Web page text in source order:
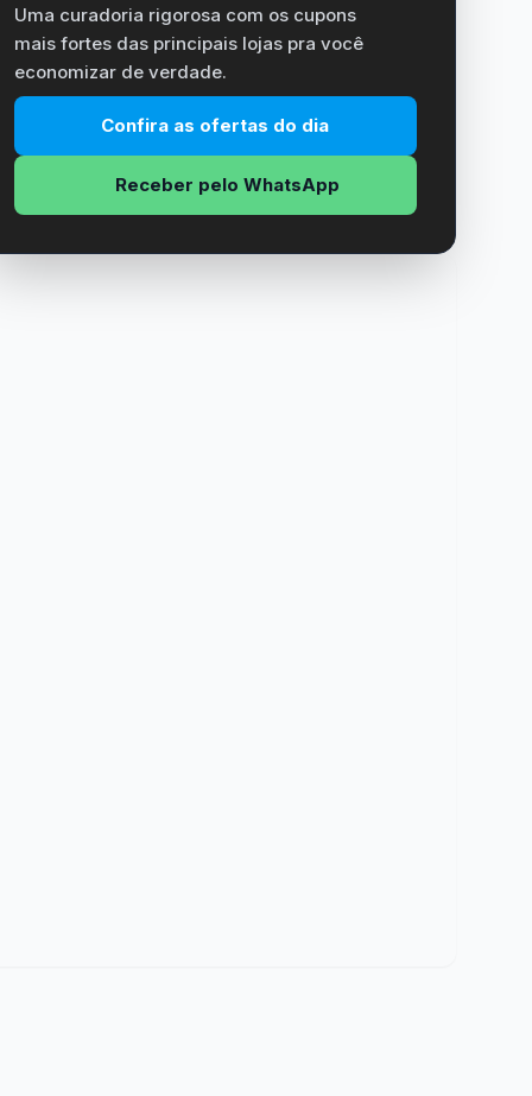
Uma curadoria rigorosa com os cupons
mais fortes das principais lojas pra você
economizar de verdade.
Confira as ofertas do dia
Receber pelo WhatsApp